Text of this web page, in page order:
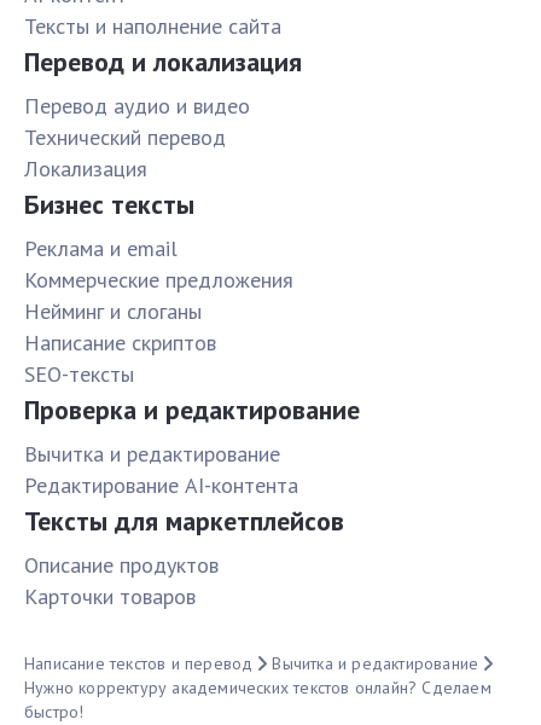
Тексты и наполнение сайта
Перевод и локализация
Перевод аудио и видео
Технический перевод
Локализация
Бизнес тексты
Реклама и email
Коммерческие предложения
Нейминг и слоганы
Написание скриптов
SEO-тексты
Проверка и редактирование
Вычитка и редактирование
Редактирование AI-контента
Тексты для маркетплейсов
Описание продуктов
Карточки товаров
Написание текстов и перевод
Вычитка и редактирование
Нужно корректуру академических текстов онлайн? Сделаем
быстро!